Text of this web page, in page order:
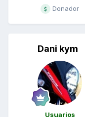
Donador
Dani kym
Usuarios